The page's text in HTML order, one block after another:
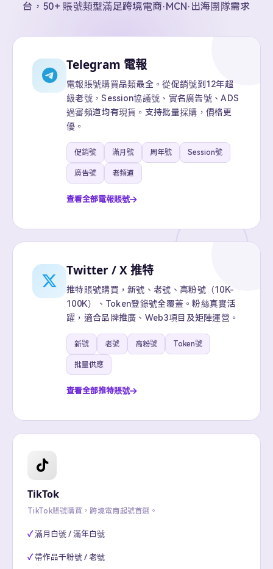
台，50+ 賬號類型滿足跨境電商·MCN·出海團隊需求
Telegram 電報
電報賬號購買品類最全。從促銷號到12年超
級老號，Session協議號、實名廣告號、ADS
過審頻道均有現貨。支持批量採購，價格更
優。
促銷號 滿月號 周年號 Session號
廣告號 老頻道
查看全部電報賬號
Twitter / X 推特
推特賬號購買，新號、老號、高粉號（10K-
100K）、Token登錄號全覆蓋。粉絲真實活
躍，適合品牌推廣、Web3項目及矩陣運營。
新號 老號 高粉號 Token號
批量供應
查看全部推特賬號
TikTok
TikTok賬號購買，跨境電商起號首選。
滿月白號 / 滿年白號
帶作品千粉號 / 老號